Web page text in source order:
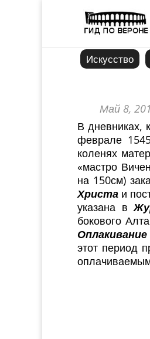
Искусство
Май 8,
В дневниках,
феврале
коленях
«мастро
на 150см)
Христа и
указана в
бокового
этот период